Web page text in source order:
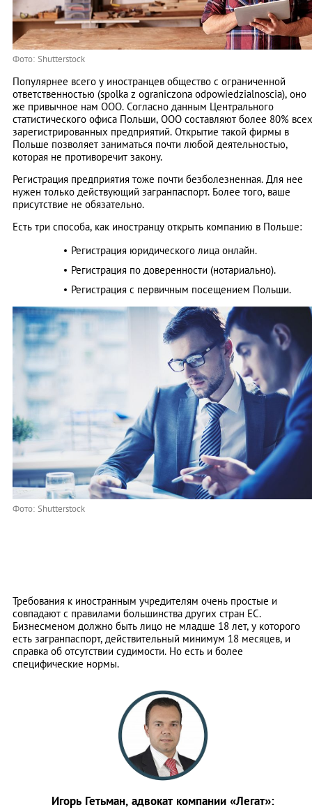
Фото: Shutterstock
Популярнее всего у иностранцев общество с ограниченной
ответственностью (spolka z ograniczona odpowiedzialnoscia), оно
же привычное нам ООО. Согласно данным Центрального
статистического офиса Польши, ООО составляют более 80% всех
зарегистрированных предприятий. Открытие такой фирмы в
Польше позволяет заниматься почти любой деятельностью,
которая не противоречит закону.
Регистрация предприятия тоже почти безболезненная. Для нее
нужен только действующий загранпаспорт. Более того, ваше
присутствие не обязательно.
Есть три способа, как иностранцу открыть компанию в Польше:
Регистрация юридического лица онлайн.
Регистрация по доверенности (нотариально).
Регистрация с первичным посещением Польши.
Фото: Shutterstock
Требования к иностранным учредителям очень простые и
совпадают с правилами большинства других стран ЕС.
Бизнесменом должно быть лицо не младше 18 лет, у которого
есть загранпаспорт, действительный минимум 18 месяцев, и
справка об отсутствии судимости. Но есть и более
специфические нормы.
Игорь Гетьман, адвокат компании «Легат»: